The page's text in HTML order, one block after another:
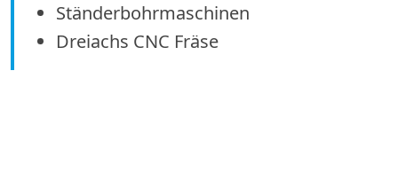
Ständerbohrmaschinen
Dreiachs CNC Fräse